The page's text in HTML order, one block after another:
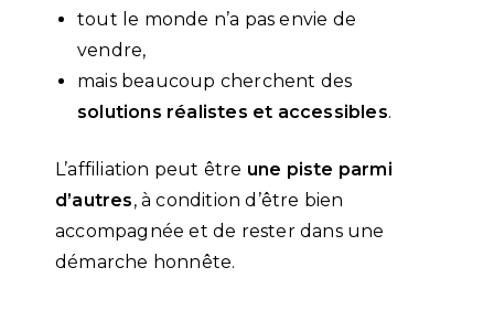
tout le monde n’a pas envie de
vendre,
mais beaucoup cherchent des
solutions réalistes et accessibles.
L’affiliation peut être une piste parmi
d’autres, à condition d’être bien
accompagnée et de rester dans une
démarche honnête.